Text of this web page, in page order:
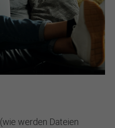
(wie werden Dateien